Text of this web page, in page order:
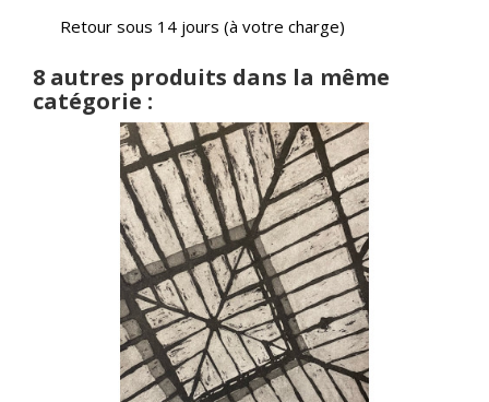
Retour sous 14 jours (à votre charge)
8 autres produits dans la même
catégorie :